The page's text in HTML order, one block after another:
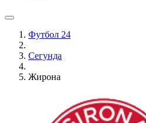
Футбол 24
Сегунда
Жирона